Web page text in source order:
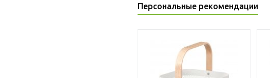
Персональные рекомендации